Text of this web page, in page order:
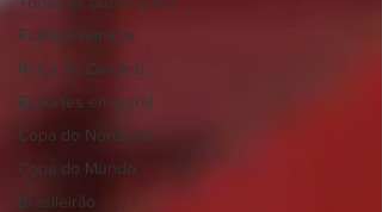
Futebol Amador
Porto de Caruaru
Esportes em geral
Copa do Nordeste
Copa do Mundo
Brasileirão